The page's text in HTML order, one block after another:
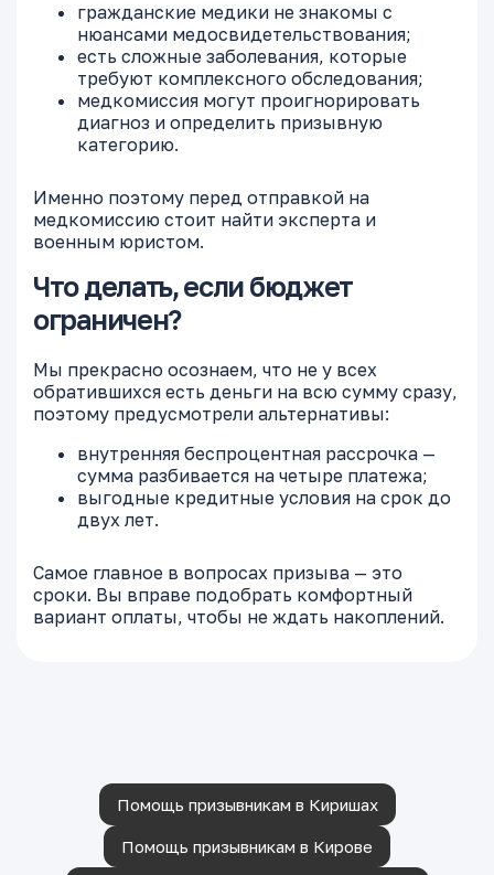
гражданские медики не знакомы с
нюансами медосвидетельствования;
есть сложные заболевания, которые
требуют комплексного обследования;
медкомиссия могут проигнорировать
диагноз и определить призывную
категорию.
Именно поэтому перед отправкой на
медкомиссию стоит найти эксперта и
военным юристом.
Что делать, если бюджет
ограничен?
Мы прекрасно осознаем, что не у всех
обратившихся есть деньги на всю сумму сразу,
поэтому предусмотрели альтернативы:
внутренняя беспроцентная рассрочка —
сумма разбивается на четыре платежа;
выгодные кредитные условия на срок до
двух лет.
Самое главное в вопросах призыва — это
сроки. Вы вправе подобрать комфортный
вариант оплаты, чтобы не ждать накоплений.
Помощь призывникам в Киришах
Помощь призывникам в Кирове